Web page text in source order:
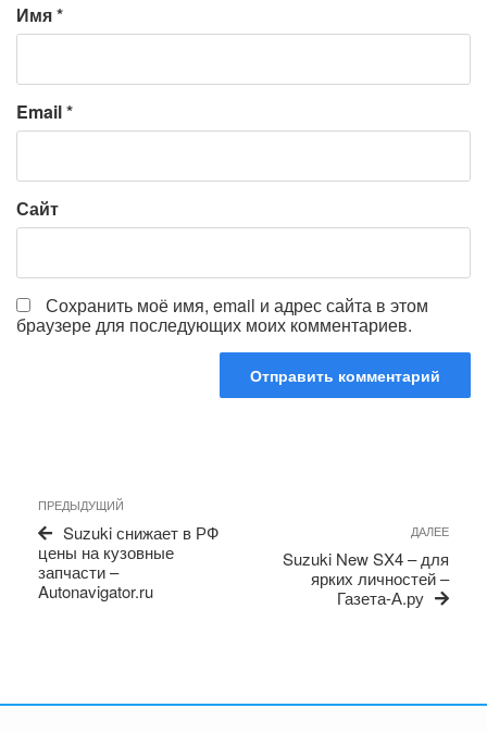
Имя*
Email*
Сайт
Сохранить моё имя, email и адрес сайта в этом
браузере для последующих моих комментариев.
по
записям
Предыдущая
запись
ПРЕДЫДУЩИЙ
Suzuki снижает в РФ
цены на кузовные
запчасти –
Autonavigator.ru
ДАЛЕЕ
Suzuki New SX4 – для
ярких личностей –
Газета-А.ру